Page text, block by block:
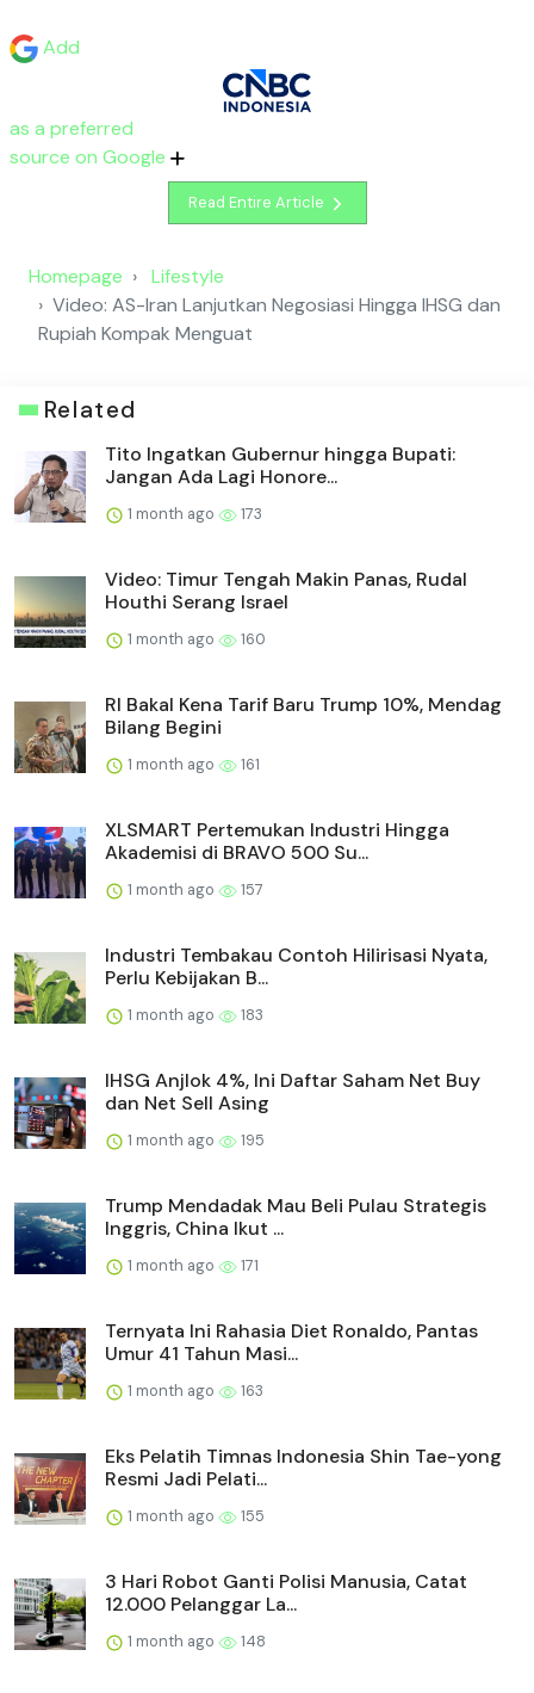
Add
as a preferred
source on Google
Read Entire Article
Homepage
Lifestyle
Video: AS-Iran Lanjutkan Negosiasi Hingga IHSG dan
Rupiah Kompak Menguat
Related
Tito Ingatkan Gubernur hingga Bupati:
Jangan Ada Lagi Honore...
1 month ago 173
Video: Timur Tengah Makin Panas, Rudal
Houthi Serang Israel
1 month ago 160
RI Bakal Kena Tarif Baru Trump 10%, Mendag
Bilang Begini
1 month ago 161
XLSMART Pertemukan Industri Hingga
Akademisi di BRAVO 500 Su...
1 month ago 157
Industri Tembakau Contoh Hilirisasi Nyata,
Perlu Kebijakan B...
1 month ago 183
IHSG Anjlok 4%, Ini Daftar Saham Net Buy
dan Net Sell Asing
1 month ago 195
Trump Mendadak Mau Beli Pulau Strategis
Inggris, China Ikut ...
1 month ago 171
Ternyata Ini Rahasia Diet Ronaldo, Pantas
Umur 41 Tahun Masi...
1 month ago 163
Eks Pelatih Timnas Indonesia Shin Tae-yong
Resmi Jadi Pelati...
1 month ago 155
3 Hari Robot Ganti Polisi Manusia, Catat
12.000 Pelanggar La...
1 month ago 148